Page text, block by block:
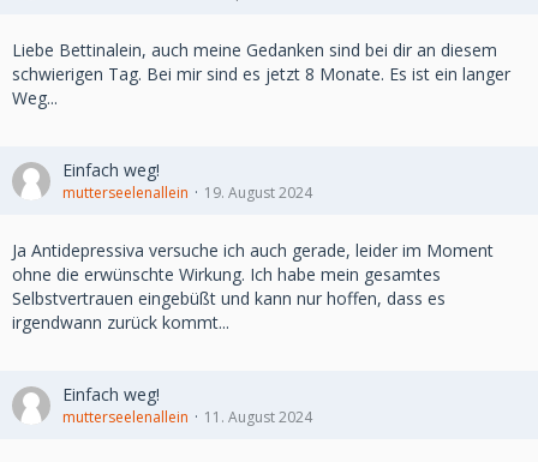
Liebe Bettinalein, auch meine Gedanken sind bei dir an diesem
schwierigen Tag. Bei mir sind es jetzt 8 Monate. Es ist ein langer
Weg...
Einfach weg!
mutterseelenallein 19. August 2024
Ja Antidepressiva versuche ich auch gerade, leider im Moment
ohne die erwünschte Wirkung. Ich habe mein gesamtes
Selbstvertrauen eingebüßt und kann nur hoffen, dass es
irgendwann zurück kommt...
Einfach weg!
mutterseelenallein 11. August 2024